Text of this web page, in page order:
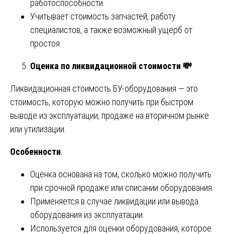
работоспособности.
Учитывает стоимость запчастей, работу
специалистов, а также возможный ущерб от
простоя.
Оценка по ликвидационной стоимости 💸
Ликвидационная стоимость БУ-оборудования — это
стоимость, которую можно получить при быстром
выводе из эксплуатации, продаже на вторичном рынке
или утилизации.
Особенности:
Оценка основана на том, сколько можно получить
при срочной продаже или списании оборудования.
Применяется в случае ликвидации или вывода
оборудования из эксплуатации.
Используется для оценки оборудования, которое